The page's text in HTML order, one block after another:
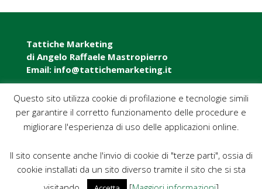
Tattiche Marketing
di Angelo Raffaele Mastropierro
Email: info@tattichemarketing.it
Via Sant’Antonio, 30, 76121 Barletta BT
P.iva: 07695840723
P.iva: 07695840723
Pec: tattichemarketing@pec.it
Questo sito utilizza cookie di profilazione e tecnologie simili
per garantire il corretto funzionamento delle procedure e
migliorare l'esperienza di uso delle applicazioni online.
Il sito consente anche l'invio di cookie di "terze parti", ossia di
cookie installati da un sito diverso tramite il sito che si sta